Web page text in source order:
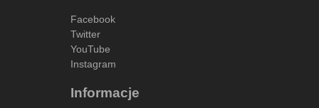
Facebook
Twitter
YouTube
Instagram
Informacje